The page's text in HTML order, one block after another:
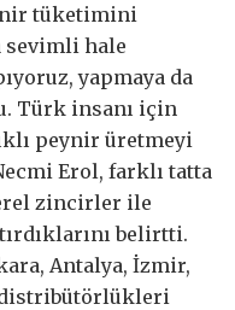
tüketimini
sevimli hale
yapmaya da
Türk insanı için
peynir üretmeyi
Erol, farklı tatta
zincirler ile
belirtti.
Antalya, İzmir,